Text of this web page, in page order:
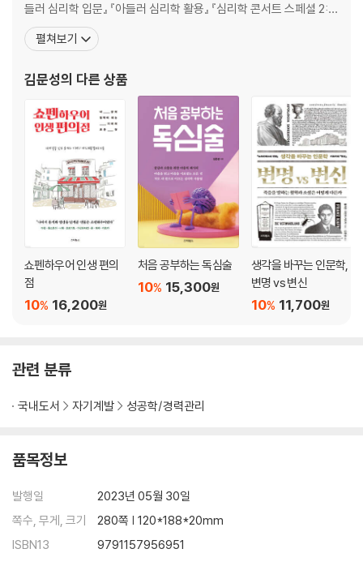
들러 심리학 입문』 『아들러 심리학 활용』 『심리학 콘서트 스페셜 2:
프로이트의 심리학 입문』 『심리학이란 무엇인가』 『좋은 인생 좋은 습
관』 『30대에 다시 읽는 동화: 안데르센과 그림 형제의 만남』 『마흔에
공부』 『이기는 심리학 1·2』 『마
펼쳐보기
김문성의 다른 상품
쇼펜하우어 인생 편의
점
16,200원
10%
처음 공부하는 독심술
15,300원
10%
생각을 바꾸는 인문학,
변명 vs 변신
11,700원
10%
관련 분류
국내도서 자기계발 성공학/경력관리
품목정보
발행일
2023년 05월 30일
쪽수, 무게, 크기
280쪽 | 120*188*20mm
ISBN13
9791157956951